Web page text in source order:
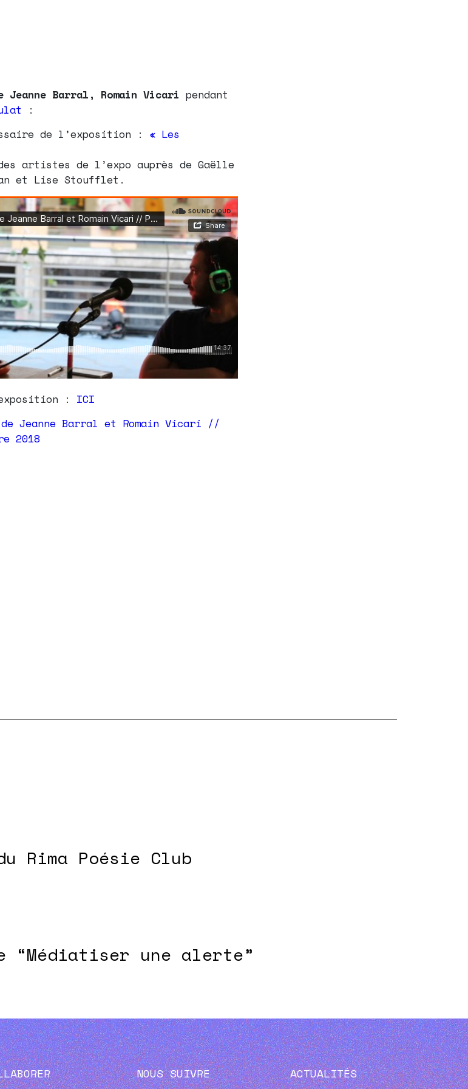
Barral, Romain Vicari pendant
:
de l’exposition : « Les
artistes de l’expo auprès de Gaëlle
et Lise Stoufflet.
: ICI
Rima Poésie Club
“Médiatiser une alerte”
NOUS SUIVRE ACTUALITÉS